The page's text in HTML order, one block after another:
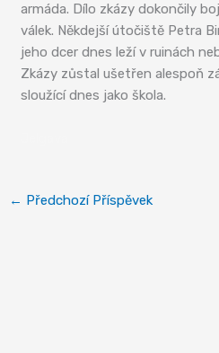
armáda. Dílo zkázy dokončily
válek. Někdejší útočiště Petra
jeho dcer dnes leží v ruinách
Zkázy zůstal ušetřen alespoň
sloužící dnes jako škola.
← Předchozí Příspěvek